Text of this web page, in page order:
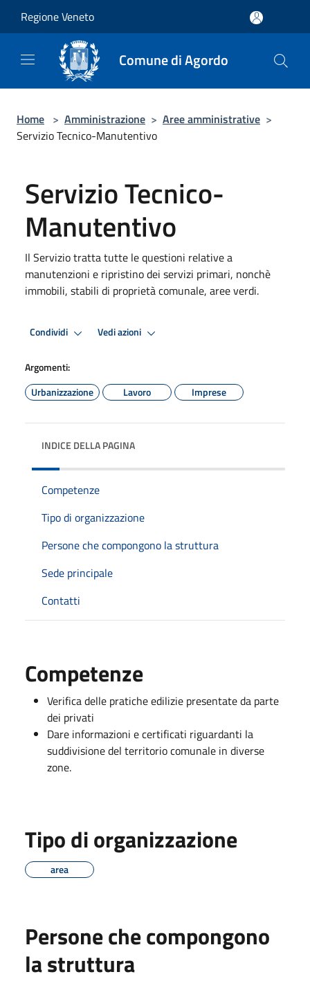
Regione Veneto
Comune di Agordo
Home > Amministrazione > Aree amministrative >
Servizio Tecnico-Manutentivo
Servizio Tecnico-
Manutentivo
Il Servizio tratta tutte le questioni relative a
manutenzioni e ripristino dei servizi primari, nonchè
immobili, stabili di proprietà comunale, aree verdi.
Condividi Vedi azioni
Argomenti:
Urbanizzazione
Lavoro Imprese
INDICE DELLA PAGINA
Competenze
Tipo di organizzazione
Persone che compongono la struttura
Sede principale
Contatti
Competenze
Verifica delle pratiche edilizie presentate da parte
dei privati
Dare informazioni e certificati riguardanti la
suddivisione del territorio comunale in diverse
zone.
Tipo di organizzazione
area
Persone che compongono
la struttura